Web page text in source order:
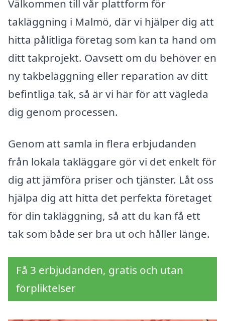
Välkommen till vår plattform för
takläggning i Malmö, där vi hjälper dig att
hitta pålitliga företag som kan ta hand om
ditt takprojekt. Oavsett om du behöver en
ny takbeläggning eller reparation av ditt
befintliga tak, så är vi här för att vägleda
dig genom processen.
Genom att samla in flera erbjudanden
från lokala takläggare gör vi det enkelt för
dig att jämföra priser och tjänster. Låt oss
hjälpa dig att hitta det perfekta företaget
för din takläggning, så att du kan få ett
tak som både ser bra ut och håller länge.
Få 3 erbjudanden, gratis och utan
förpliktelser